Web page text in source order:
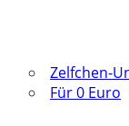
Zelfchen-
Für 0 Euro